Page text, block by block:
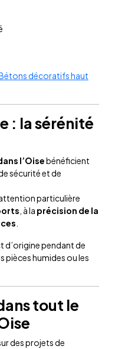
décoratifs haut
: la sérénité
l’Oisebénéficient
sécurité et de
particulière
, à la précision de la
d’origine pendant de
pièces humides ou les
tout le
des projets de